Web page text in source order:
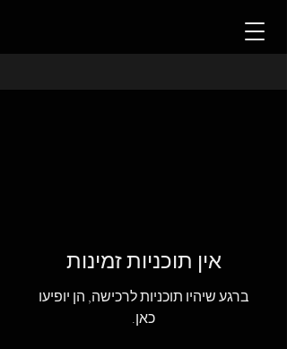
אין תוכניות זמינות
ברגע שיהיו תוכניות לרכישה, הן יופיעו
כאן.